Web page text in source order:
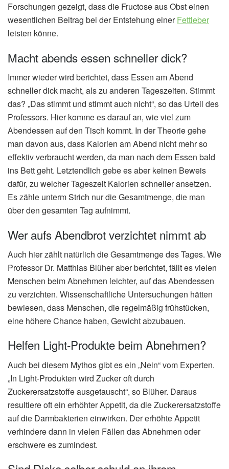
Forschungen gezeigt, dass die Fructose aus Obst einen
wesentlichen Beitrag bei der Entstehung einerFettleber
leisten könne.
Macht abends essen schneller dick?
Immer wieder wird berichtet, dass Essen am Abend
schneller dick macht, als zu anderen Tageszeiten. Stimmt
das? „Das stimmt und stimmt auch nicht“, so das Urteil des
Professors. Hier komme es darauf an, wie viel zum
Abendessen auf den Tisch kommt. In der Theorie gehe
man davon aus, dass Kalorien am Abend nicht mehr so
effektiv verbraucht werden, da man nach dem Essen bald
ins Bett geht. Letztendlich gebe es aber keinen Beweis
dafür, zu welcher Tageszeit Kalorien schneller ansetzen.
Es zähle unterm Strich nur die Gesamtmenge, die man
über den gesamten Tag aufnimmt.
Wer aufs Abendbrot verzichtet nimmt ab
Auch hier zählt natürlich die Gesamtmenge des Tages. Wie
Professor Dr. Matthias Blüher aber berichtet, fällt es vielen
Menschen beim Abnehmen leichter, auf das Abendessen
zu verzichten. Wissenschaftliche Untersuchungen hätten
bewiesen, dass Menschen, die regelmäßig frühstücken,
eine höhere Chance haben, Gewicht abzubauen.
Helfen Light-Produkte beim Abnehmen?
Auch bei diesem Mythos gibt es ein „Nein“ vom Experten.
„In Light-Produkten wird Zucker oft durch
Zuckerersatzstoffe ausgetauscht“, so Blüher. Daraus
resultiere oft ein erhöhter Appetit, da die Zuckerersatzstoffe
auf die Darmbakterien einwirken. Der erhöhte Appetit
verhindere dann in vielen Fällen das Abnehmen oder
erschwere es zumindest.